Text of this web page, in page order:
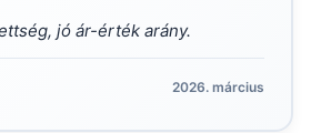
jó ár-érték arány.
2026. március